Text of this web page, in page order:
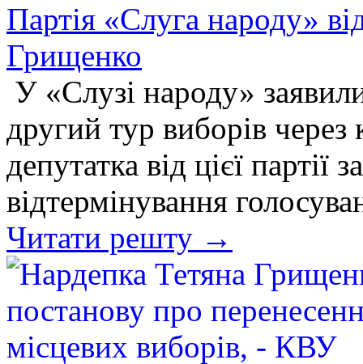
Партія «Слуга народу»
Грищенко
У «Слузі народу»
другий тур виборів через
депутатка від цієї партії
відтермінування
Читати решту →